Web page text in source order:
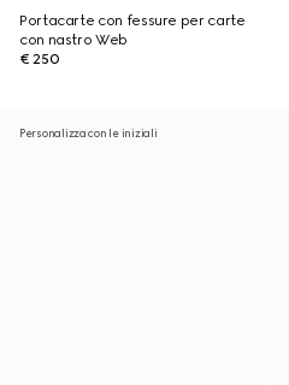
Portacarte con fessure per carte
con nastro Web
€ 250
Personalizza con le iniziali